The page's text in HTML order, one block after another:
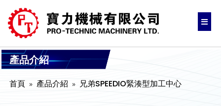
產品介紹
首頁 產品介紹 兄弟SPEEDIO緊湊型加工中心